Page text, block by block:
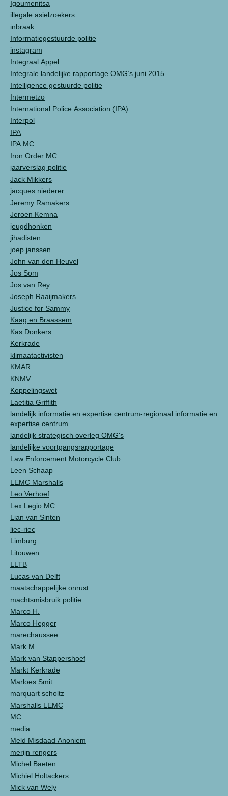
Igoumenitsa
illegale asielzoekers
inbraak
Informatiegestuurde politie
instagram
Integraal Appel
Integrale landelijke rapportage OMG’s juni 2015
Intelligence gestuurde politie
Intermetzo
International Police Association (IPA)
Interpol
IPA
IPA MC
Iron Order MC
jaarverslag politie
Jack Mikkers
jacques niederer
Jeremy Ramakers
Jeroen Kemna
jeugdhonken
jihadisten
joep janssen
John van den Heuvel
Jos Som
Jos van Rey
Joseph Raaijmakers
Justice for Sammy
Kaag en Braassem
Kas Donkers
Kerkrade
klimaatactivisten
KMAR
KNMV
Koppelingswet
Laetitia Griffith
landelijk informatie en expertise centrum-regionaal informatie en
expertise centrum
landelijk strategisch overleg OMG's
landelijke voortgangsrapportage
Law Enforcement Motorcycle Club
Leen Schaap
LEMC Marshalls
Leo Verhoef
Lex Legio MC
Lian van Sinten
liec-riec
Limburg
Litouwen
LLTB
Lucas van Delft
maatschappelijke onrust
machtsmisbruik politie
Marco H.
Marco Hegger
marechaussee
Mark M.
Mark van Stappershoef
Markt Kerkrade
Marloes Smit
marquart scholtz
Marshalls LEMC
MC
media
Meld Misdaad Anoniem
merijn rengers
Michel Baeten
Michiel Holtackers
Mick van Wely